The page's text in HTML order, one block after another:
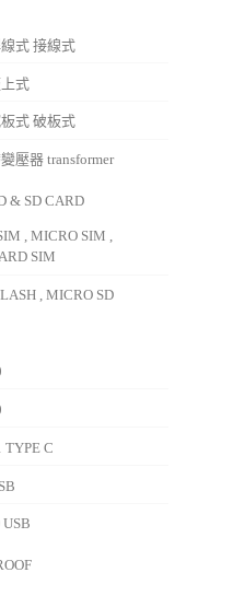
式 接線式
式
式 破板式
壓器 transformer
& SD CARD
, MICRO SIM ,
SIM
, MICRO SD
TYPE C